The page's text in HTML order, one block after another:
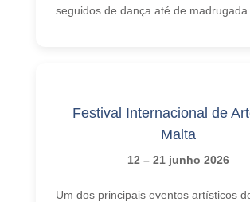
seguidos de dança até de madrugada.
Festival Internacional de
Malta
12 – 21 junho 2026
Um dos principais eventos artísticos